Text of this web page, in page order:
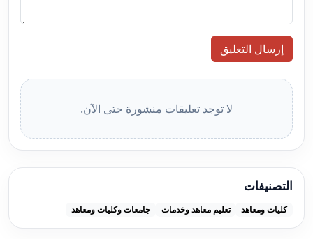
إرسال التعليق
لا توجد تعليقات منشورة حتى الآن.
التصنيفات
كليات ومعاهد تعليم معاهد وخدمات جامعات وكليات ومعاهد